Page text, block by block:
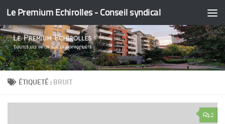
Skip to content
Le Premium Echirolles - Conseil syndical
ÉTIQUETÉ : BRUIT
2